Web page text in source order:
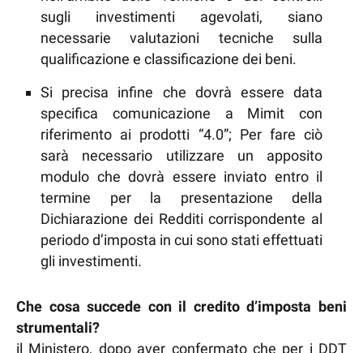
sugli investimenti agevolati, siano
necessarie valutazioni tecniche sulla
qualificazione e classificazione dei beni.
Si precisa infine che dovrà essere data
specifica comunicazione a Mimit con
riferimento ai prodotti “4.0”; Per fare ciò
sarà necessario utilizzare un apposito
modulo che dovrà essere inviato entro il
termine per la presentazione della
Dichiarazione dei Redditi corrispondente al
periodo d’imposta in cui sono stati effettuati
gli investimenti.
Che cosa succede con il credito d’imposta beni
strumentali?
il Ministero, dopo aver confermato che per i DDT